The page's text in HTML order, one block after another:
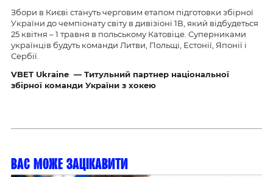
Збори в Києві стануть черговим етапом підготовки збірної
України до чемпіонату світу в дивізіоні 1В, який відбудеться
25 квітня – 1 травня в польському Катовіце. Суперниками
українців будуть команди Литви, Польщі, Естонії, Японії і
Сербії.
VBET Ukraine — Титульний партнер національної
збірної команди України з хокею
Вас може зацікавити